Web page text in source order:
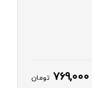
769,000 تومان